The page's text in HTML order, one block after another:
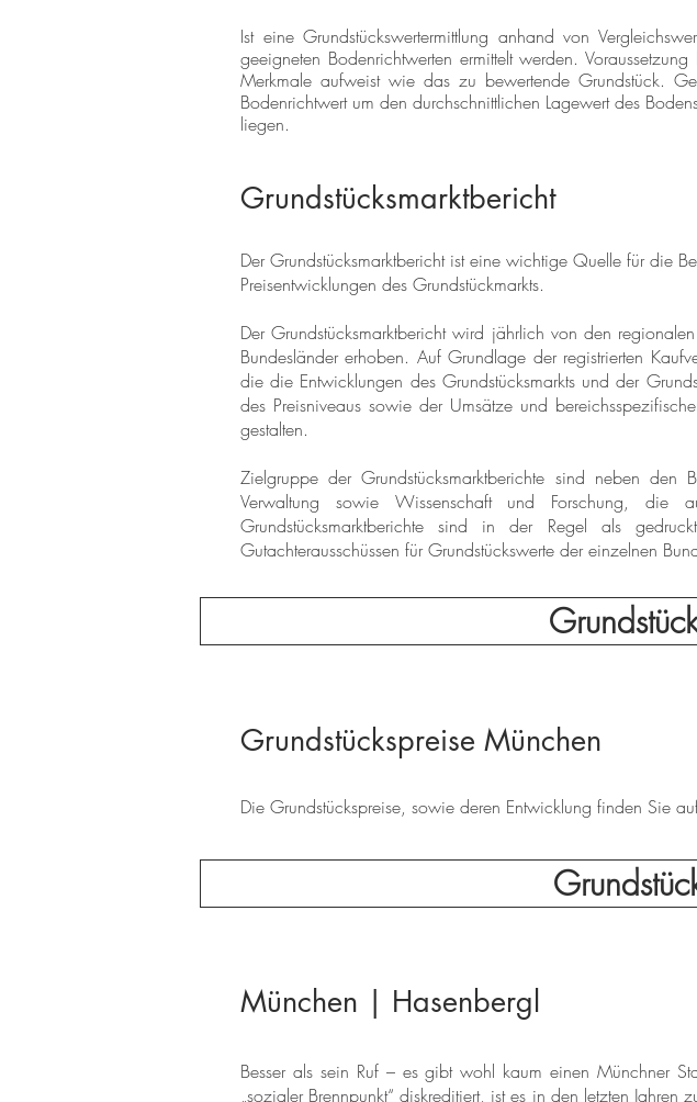
Ist eine Grundstückswertermittlung anhand von
geeigneten Bodenrichtwerten ermittelt werden.
Merkmale aufweist wie das zu bewertende Grundstück.
Bodenrichtwert um den durchschnittlichen Lagewert des
liegen.
Grundstücksmarktbericht
Der Grundstücksmarktbericht ist eine wichtige Quelle für die
Preisentwicklungen des Grundstückmarkts.
Der Grundstücksmarktbericht wird jährlich von den
Bundesländer erhoben. Auf Grundlage der registrierten
die die Entwicklungen des Grundstücksmarkts und der
des Preisniveaus sowie der Umsätze und
gestalten.
Zielgruppe der Grundstücksmarktberichte sind neben den
Verwaltung sowie Wissenschaft und Forschung, die
Grundstücksmarktberichte sind in der Regel als
Gutachterausschüssen für Grundstückswerte der einzelnen
Grundstückspreise München
Die Grundstückspreise, sowie deren Entwicklung finden Sie
München | Hasenbergl
Besser als sein Ruf – es gibt wohl kaum einen Münchner
„sozialer Brennpunkt“ diskreditiert, ist es in den letzten